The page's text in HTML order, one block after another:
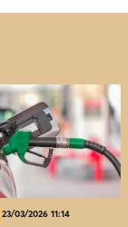
23/03/2026 11:14